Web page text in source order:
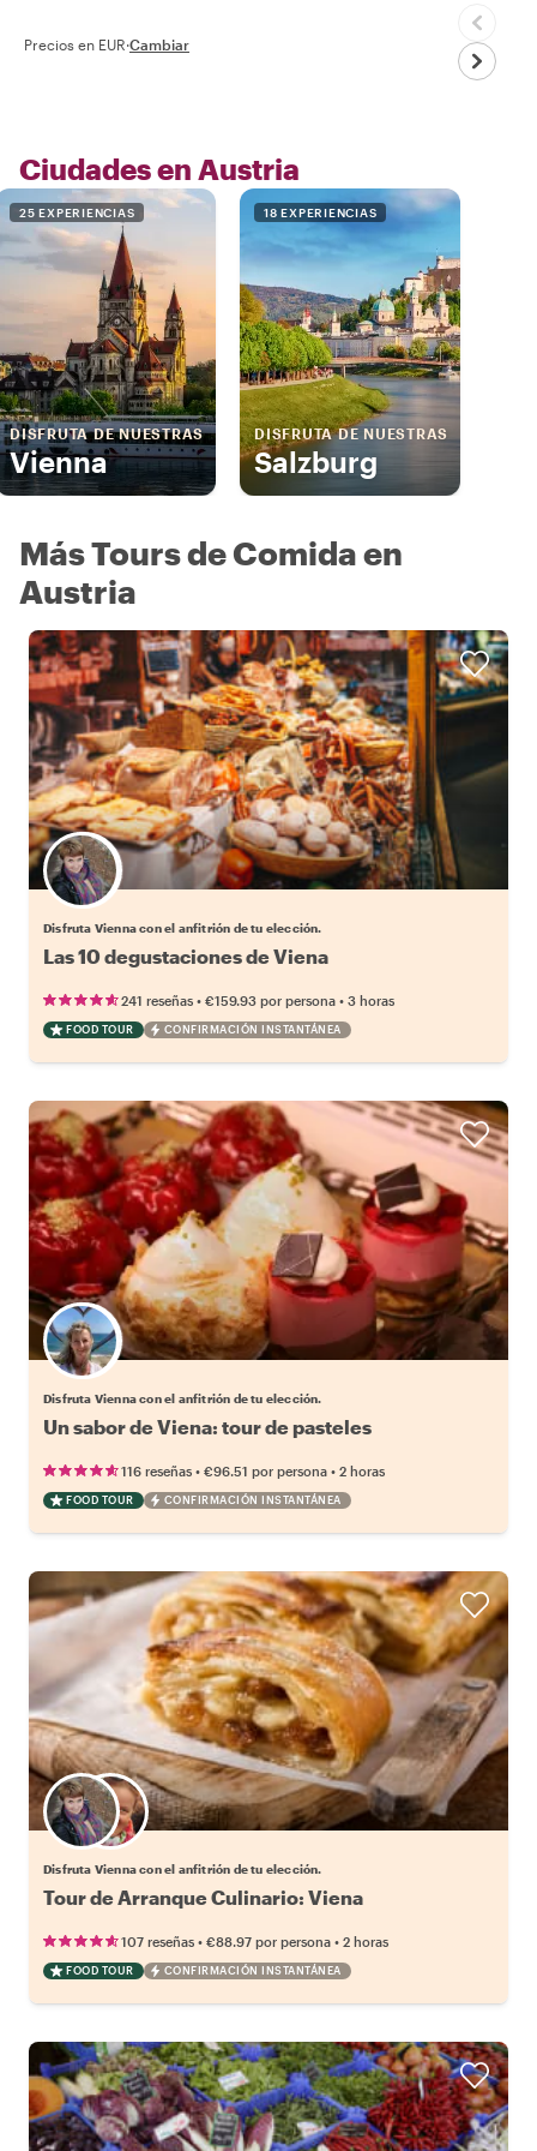
Precios en EUR·Cambiar
Ciudades en Austria
25 EXPERIENCIAS
DISFRUTA DE NUESTRAS
Vienna
18 EXPERIENCIAS
DISFRUTA DE NUESTRAS
Salzburg
Más Tours de Comida en
Austria
Elige tu local favorito
Disfruta Vienna con el anfitrión de tu elección.
Las 10 degustaciones de Viena
241 reseñas • €159.93 por persona • 3 horas
FOOD TOUR CONFIRMACIÓN INSTANTÁNEA
Elige tu local favorito
Disfruta Vienna con el anfitrión de tu elección.
Un sabor de Viena: tour de pasteles
116 reseñas • €96.51 por persona • 2 horas
FOOD TOUR CONFIRMACIÓN INSTANTÁNEA
Elige tu local favorito
Disfruta Vienna con el anfitrión de tu elección.
Tour de Arranque Culinario: Viena
107 reseñas • €88.97 por persona • 2 horas
FOOD TOUR CONFIRMACIÓN INSTANTÁNEA